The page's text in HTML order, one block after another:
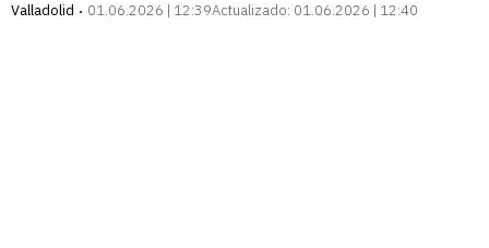
Valladolid
01.06.2026 | 12:39Actualizado: 01.06.2026 | 12:40